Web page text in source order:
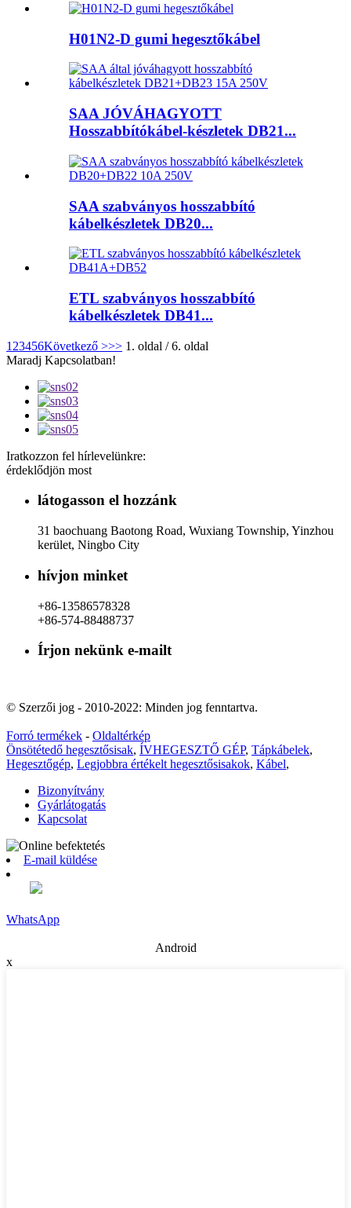
H01N2-D gumi hegesztőkábel
SAA JÓVÁHAGYOTT
Hosszabbítókábel-készletek DB21...
SAA szabványos hosszabbító
kábelkészletek DB20...
ETL szabványos hosszabbító
kábelkészletek DB41...
1 23456Következő >>> 1. oldal / 6. oldal
Maradj Kapcsolatban!
Iratkozzon fel hírlevelünkre:
érdeklődjön most
látogasson el hozzánk
31 baochuang Baotong Road, Wuxiang Township, Yinzhou
kerület, Ningbo City
hívjon minket
+86-13586578328
+86-574-88488737
Írjon nekünk e-mailt
© Szerzői jog - 2010-2022: Minden jog fenntartva.
Forró termékek - Oldaltérkép
Önsötétedő hegesztősisak, ÍVHEGESZTŐ GÉP, Tápkábelek,
Hegesztőgép, Legjobbra értékelt hegesztősisakok, Kábel,
Bizonyítvány
Gyárlátogatás
Kapcsolat
E-mail küldése
WhatsApp
Android
x